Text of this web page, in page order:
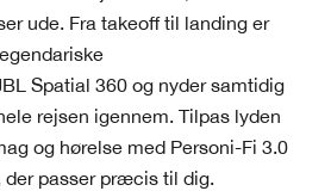
ude. Fra takeoff til landing er
Spatial 360 og nyder samtidig
rejsen igennem. Tilpas lyden
og hørelse med Personi-Fi 3.0
der passer præcis til dig.